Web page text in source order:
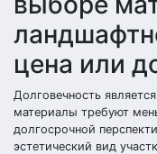
цена или
Долговечность
материалы требуют
долгосрочной
эстетический вид